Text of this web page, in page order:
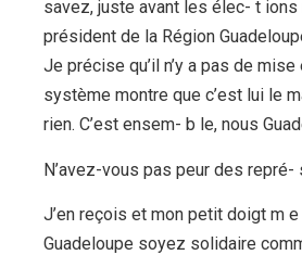
savez, juste avant les élec- t
président de la Région
Je précise qu’il n’y a pas de
système montre que c’est lui le
rien. C’est ensem- b le, nous
N’avez-vous pas peur des
J’en reçois et mon petit doigt m
Guadeloupe soyez solidaire